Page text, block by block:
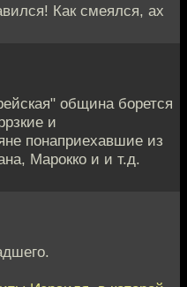
Как смеялся, ах
община борется
и
понаприехавшие из
Марокко и и т.д.